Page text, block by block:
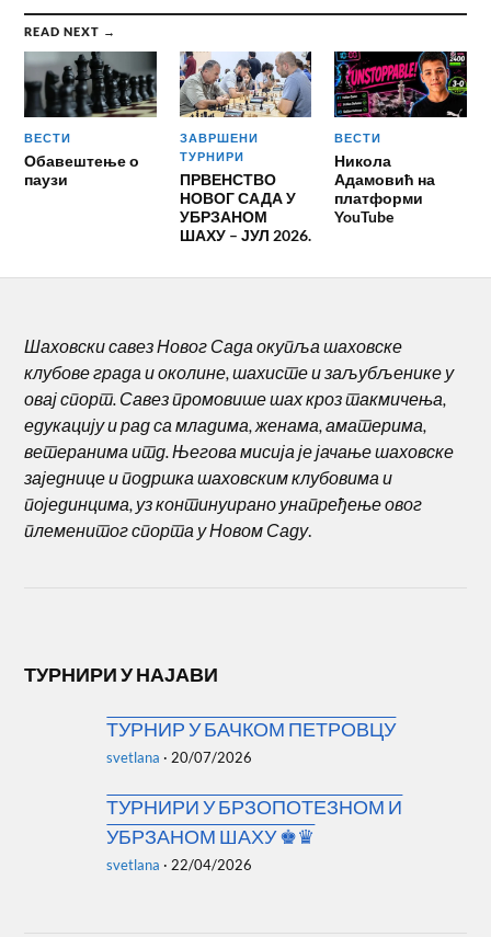
READ NEXT →
ВЕСТИ
Обавештење о
паузи
ЗАВРШЕНИ
ТУРНИРИ
ПРВЕНСТВО
НОВОГ САДА У
УБРЗАНОМ
ШАХУ – ЈУЛ 2026.
ВЕСТИ
Никола
Адамовић на
платформи
YouTube
Шаховски савез Новог Сада окупља шаховске
клубове града и околине, шахисте и заљубљенике у
овај спорт. Савез промовише шах кроз такмичења,
едукацију и рад са младима, женама, аматерима,
ветеранима итд. Његова мисија је јачање шаховске
заједнице и подршка шаховским клубовима и
појединцима, уз континуирано унапређење овог
племенитог спорта у Новом Саду.
ТУРНИРИ У НАЈАВИ
ТУРНИР У БАЧКОМ ПЕТРОВЦУ
svetlana ·20/07/2026
ТУРНИРИ У БРЗОПОТЕЗНОМ И
УБРЗАНОМ ШАХУ ♚♛
svetlana ·22/04/2026